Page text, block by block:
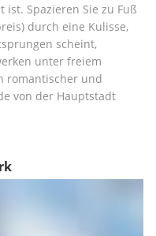
ist. Spazieren Sie zu Fuß
durch eine Kulisse,
scheint,
unter freiem
romantischer und
von der Hauptstadt